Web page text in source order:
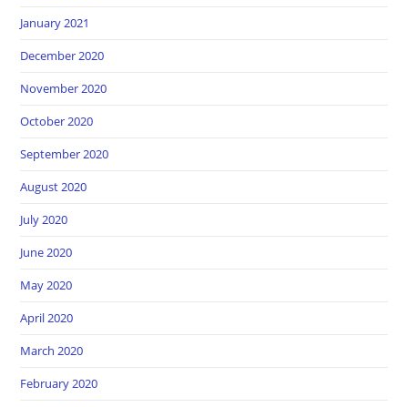
January 2021
December 2020
November 2020
October 2020
September 2020
August 2020
July 2020
June 2020
May 2020
April 2020
March 2020
February 2020